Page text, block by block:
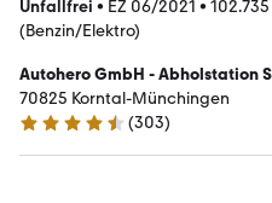
Unfallfrei • EZ 06/2021 •
(Benzin/Elektro)
Autohero GmbH - Abholstation
70825 Korntal-Münchingen
4.4 Sterne
(303)